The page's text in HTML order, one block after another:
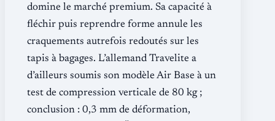
domine le marché premium. Sa capacité à
fléchir puis reprendre forme annule les
craquements autrefois redoutés sur les
tapis à bagages. L’allemand Travelite a
d’ailleurs soumis son modèle Air Base à un
test de compression verticale de 80 kg ;
conclusion : 0,3 mm de déformation,